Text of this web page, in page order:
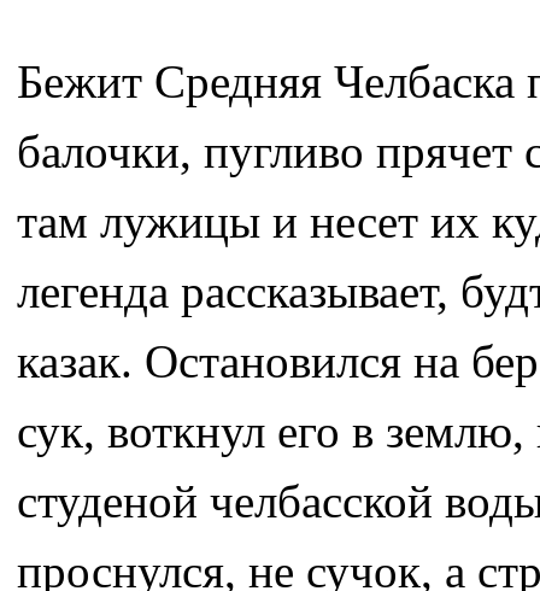
Бежит Средняя Челбаска
балочки, пугливо
там лужицы и несет их
легенда рассказывает,
казак. Остановился на
сук, воткнул его в
студеной челбасской
проснулся, не сучок, а